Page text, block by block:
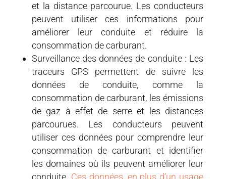
et la distance parcourue. Les conducteurs
peuvent utiliser ces informations pour
améliorer leur conduite et réduire la
consommation de carburant.
Surveillance des données de conduite : Les
traceurs GPS permettent de suivre les
données de conduite, comme la
consommation de carburant, les émissions
de gaz à effet de serre et les distances
parcourues. Les conducteurs peuvent
utiliser ces données pour comprendre leur
consommation de carburant et identifier
les domaines où ils peuvent améliorer leur